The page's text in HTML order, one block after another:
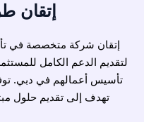
إتقان
إتقان شركة متخصصة في
لتقديم الدعم الكامل
تأسيس أعمالهم في دبي.
تهدف إلى تقديم حلول